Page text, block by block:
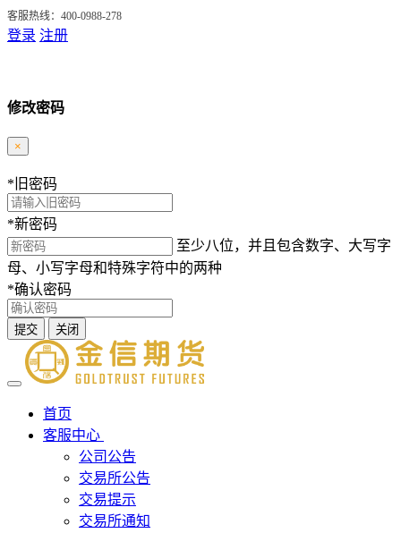
客服热线：400-0988-278
登录 注册
修改密码
×
* 旧密码
*新密码
至少八位，并且包含数字、大写字
母、小写字母和特殊字符中的两种
*确认密码
提交 关闭
首页
客服中心
公司公告
交易所公告
交易提示
交易所通知